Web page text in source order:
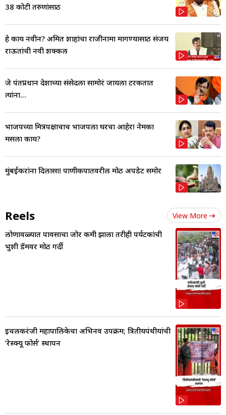
38 कोटी तरुणांसाठी
हे काय नवीन? अमित शाहांचा राजीनामा मागण्यासाठी संजय
राऊतांची नवी शक्कल
जे पंतप्रधान देशाच्या संसेदला सामोरं जायला टरकतात
त्यांना...
भाजपच्या मित्रपक्षाचाच भाजपला घरचा आहेर! नेमका
मसला काय?
मुंबईकरांना दिलासा! पाणीकपातवरील मोठी अपडेट समोर
Reels View More
लोणावळ्यात पावसाचा जोर कमी झाला तरीही पर्यटकांची
भुशी डॅमवर मोठी गर्दी
इचलकरंजी महापालिकेचा अभिनव उपक्रम; त्रितीयपंथीयांची
‘रेस्क्यू फोर्स’ स्थापन